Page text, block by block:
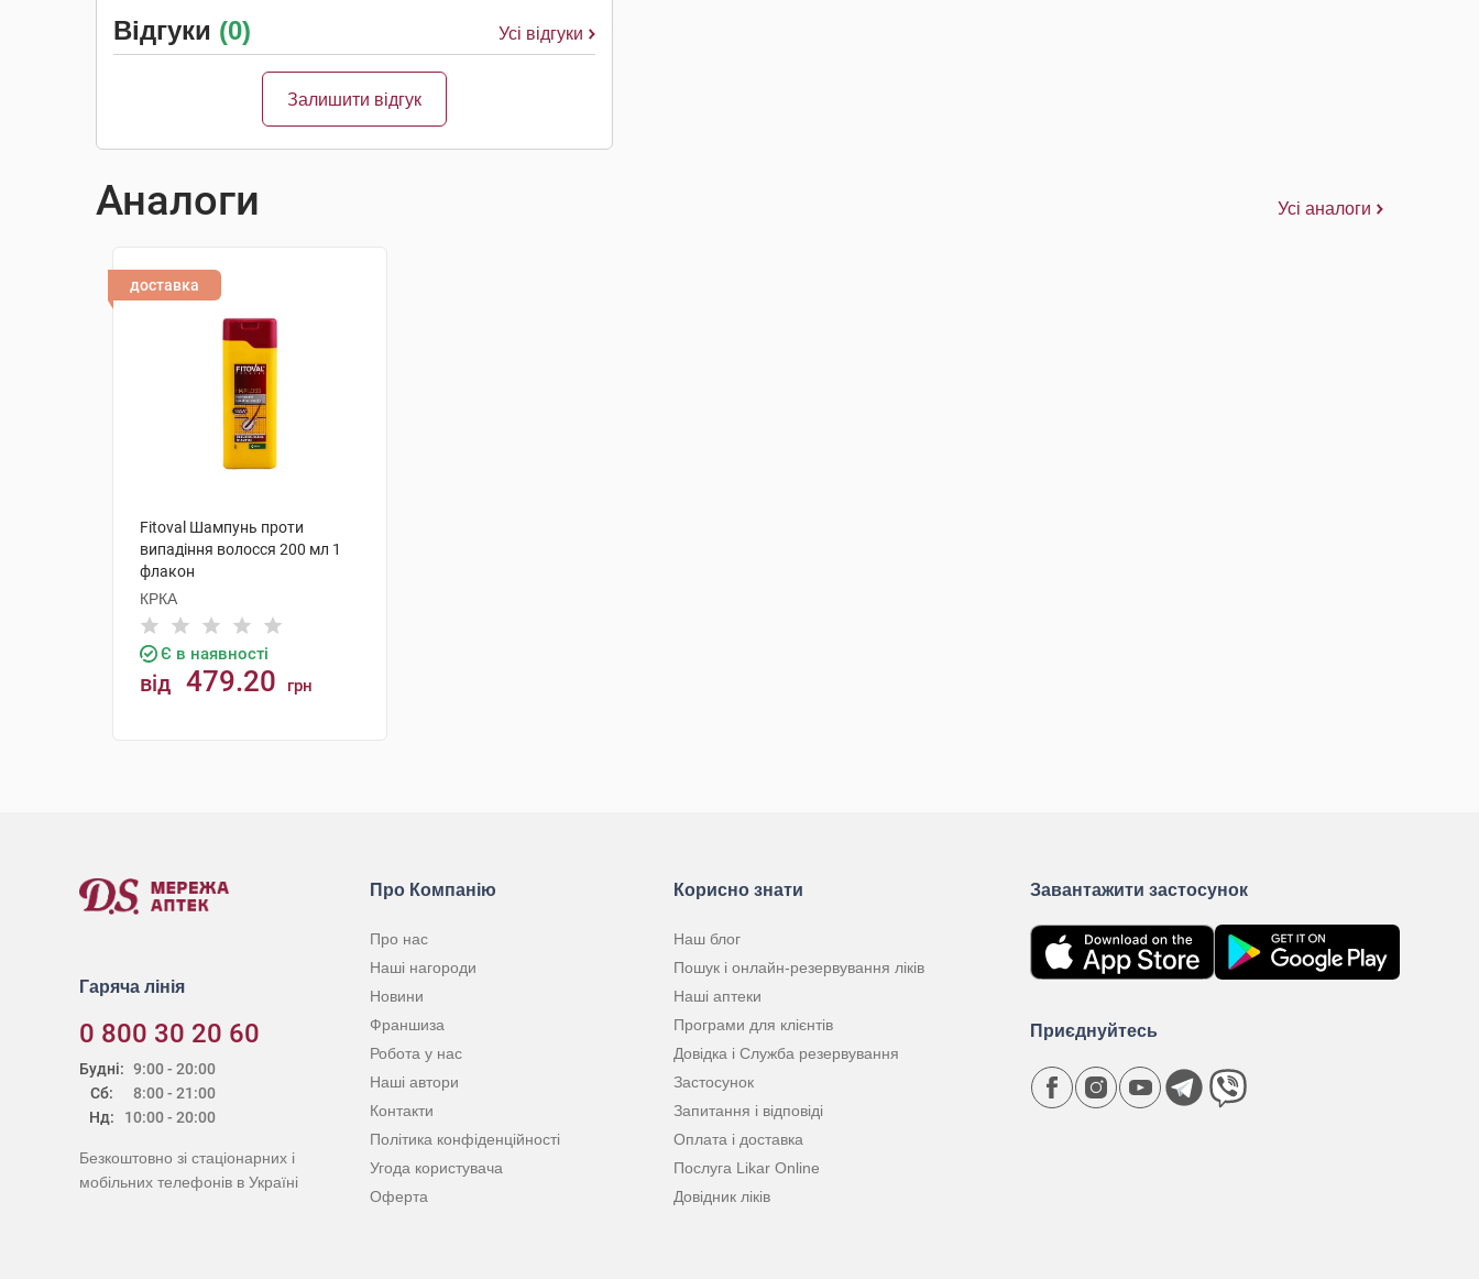
Відгуки (0) Усі відгуки
Залишити відгук
Аналоги Усі аналоги
доставка
Fitoval Шампунь проти
випадіння волосся 200 мл 1
флакон
КРКА
Є в наявності
від 479.20 грн
Гаряча лінія
0 800 30 20 60
Будні:
Сб:
Нд:
9:00 - 20:00
8:00 - 21:00
10:00 - 20:00
Безкоштовно зі стаціонарних і
мобільних телефонів в Україні
Про Компанію
Про нас
Наші нагороди
Новини
Франшиза
Робота у нас
Наші автори
Контакти
Політика конфіденційності
Угода користувача
Оферта
Корисно знати
Наш блог
Пошук і онлайн-резервування ліків
Наші аптеки
Програми для клієнтів
Довідка і Служба резервування
Застосунок
Запитання і відповіді
Оплата і доставка
Послуга Likar Online
Довідник ліків
Завантажити застосунок
Приєднуйтесь